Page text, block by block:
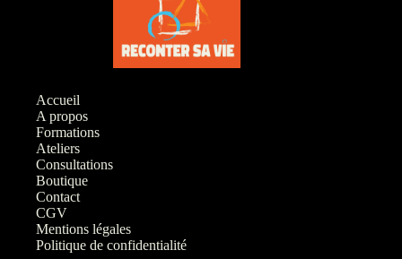
Accueil
A propos
Formations
Ateliers
Consultations
Boutique
Contact
CGV
Mentions légales
Politique de confidentialité